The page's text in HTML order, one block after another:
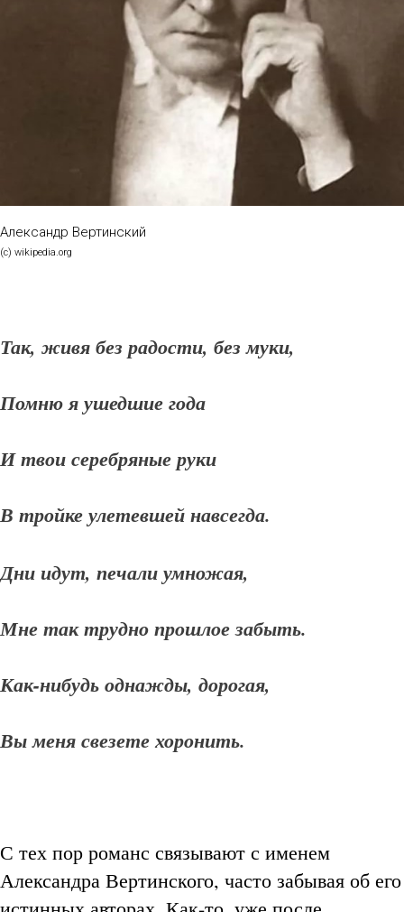
Александр Вертинский
(с) wikipedia.org
Так, живя без радости, без муки,
Помню я ушедшие года
И твои серебряные руки
В тройке улетевшей навсегда.
Дни идут, печали умножая,
Мне так трудно прошлое забыть.
Как-нибудь однажды, дорогая,
Вы меня свезете хоронить.
С тех пор романс связывают с именем
Александра Вертинского, часто забывая об его